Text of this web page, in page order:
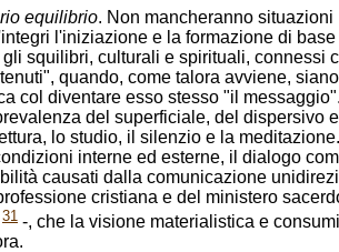
equilibrio. Non mancheranno
l'iniziazione e la formazione di
squilibri, culturali e spirituali, connessi
quando, come talora avviene,
col diventare esso stesso "il
del superficiale, del dispersivo
lo studio, il silenzio e la
interne ed esterne, il dialogo
causati dalla comunicazione
cristiana e del ministero
31 -, che la visione materialistica e